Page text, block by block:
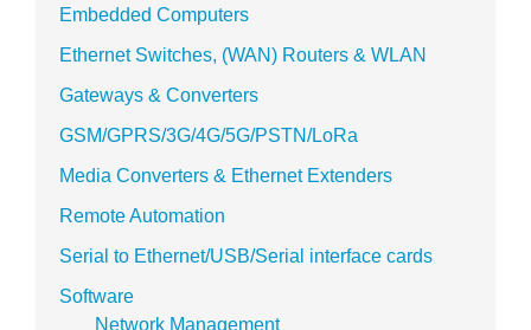
Embedded Computers
Ethernet Switches, (WAN) Routers & WLAN
Gateways & Converters
GSM/GPRS/3G/4G/5G/PSTN/LoRa
Media Converters & Ethernet Extenders
Remote Automation
Serial to Ethernet/USB/Serial interface cards
Software
Network Management